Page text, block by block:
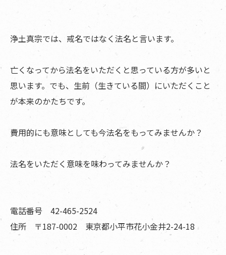
浄土真宗では、戒名ではなく法名と言います。
亡くなってから法名をいただくと思っている方が多いと
思います。でも、生前（生きている間）にいただくこと
が本来のかたちです。
費用的にも意味としても今法名をもってみませんか？
法名をいただく意味を味わってみませんか？
電話番号 42-465-2524
住所 〒187-0002 東京都小平市花小金井2-24-18